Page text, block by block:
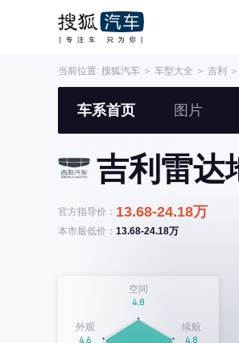
当前位置: 搜狐汽车 ＞ 车型大全 ＞ 吉利 ＞
车系首页 图片
吉利雷达
官方指导价： 13.68-24.18万
本市最低价： 13.68-24.18万